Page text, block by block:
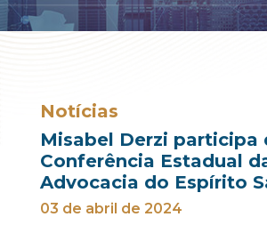
Notícias
Misabel Derzi participa
Conferência Estadual
Advocacia do Espírito
03 de abril de 2024